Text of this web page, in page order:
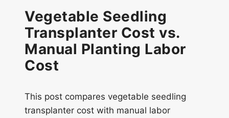
Vegetable Seedling
Transplanter Cost vs.
Manual Planting Labor
Cost
This post compares vegetable seedling
transplanter cost with manual labor